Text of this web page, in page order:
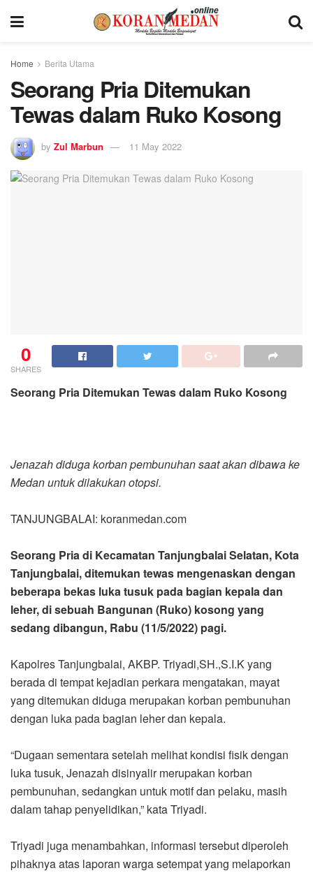
Home Berita Utama
Seorang Pria Ditemukan
Tewas dalam Ruko Kosong
by Zul Marbun 11 May 2022
0
SHARES
Seorang Pria Ditemukan Tewas dalam Ruko Kosong
Jenazah diduga korban pembunuhan saat akan dibawa ke
Medan untuk dilakukan otopsi.
TANJUNGBALAI: koranmedan.com
Seorang Pria di Kecamatan Tanjungbalai Selatan, Kota
Tanjungbalai, ditemukan tewas mengenaskan dengan
beberapa bekas luka tusuk pada bagian kepala dan
leher, di sebuah Bangunan (Ruko) kosong yang
sedang dibangun, Rabu (11/5/2022) pagi.
Kapolres Tanjungbalai, AKBP. Triyadi,SH.,S.I.K yang
berada di tempat kejadian perkara mengatakan, mayat
yang ditemukan diduga merupakan korban pembunuhan
dengan luka pada bagian leher dan kepala.
“Dugaan sementara setelah melihat kondisi fisik dengan
luka tusuk, Jenazah disinyalir merupakan korban
pembunuhan, sedangkan untuk motif dan pelaku, masih
dalam tahap penyelidikan,” kata Triyadi.
Triyadi juga menambahkan, informasi tersebut diperoleh
pihaknya atas laporan warga setempat yang melaporkan